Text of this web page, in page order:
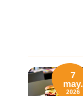
7
may.
2026